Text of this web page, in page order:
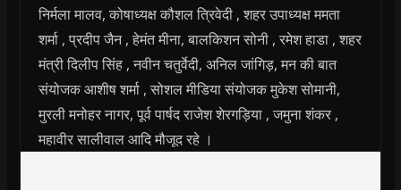
निर्मला मालव, कोषाध्यक्ष कौशल त्रिवेदी , शहर उपाध्यक्ष ममता
शर्मा , प्रदीप जैन , हेमंत मीना, बालकिशन सोनी , रमेश हाडा , शहर
मंत्री दिलीप सिंह , नवीन चतुर्वेदी, अनिल जांगिड़, मन की बात
संयोजक आशीष शर्मा , सोशल मीडिया संयोजक मुकेश सोमानी,
मुरली मनोहर नागर, पूर्व पार्षद राजेश शेरगड़िया , जमुना शंकर ,
महावीर सालीवाल आदि मौजूद रहे ।